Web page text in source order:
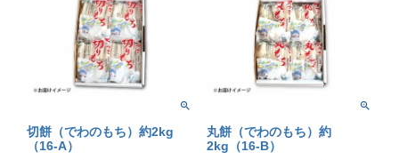
切餅（でわのもち）約2kg
（16-A）
丸餅（でわのもち）約
2kg（16-B）